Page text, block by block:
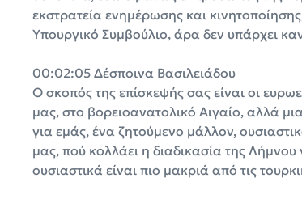
εκστρατεία ενημέρωσης και
Υπουργικό Συμβούλιο, άρα δεν υπάρχει
00:02:05 Δέσποινα Βασιλειάδου
Ο σκοπός της επίσκεψής σας είναι οι
μας, στο βορειοανατολικό Αιγαίο, αλλά
για εμάς, ένα ζητούμενο μάλλον,
μας, πού κολλάει η διαδικασία της
ουσιαστικά είναι πιο μακριά από τις